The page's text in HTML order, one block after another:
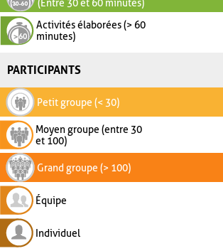
(Entre 30 et 60 minutes)
Activités élaborées (> 60
minutes)
PARTICIPANTS
Petit groupe (< 30)
Moyen groupe (entre 30
et 100)
Grand groupe (> 100)
Équipe
Individuel